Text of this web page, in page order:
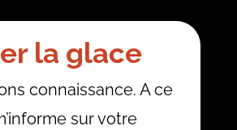
la glace
connaissance. A ce
sur votre